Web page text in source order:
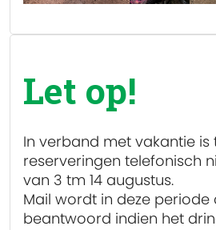
Let op!
In verband met vakantie is
reserveringen telefonisch
van 3 tm 14 augustus.
Mail wordt in deze periode
beantwoord indien het